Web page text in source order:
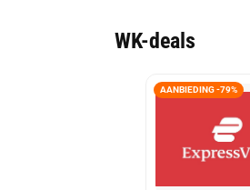
WK-deals
AANBIEDING -79%